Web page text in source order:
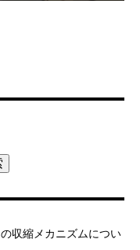
収縮メカニズムについ